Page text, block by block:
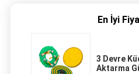
En İyi
3 Devre
Aktarma